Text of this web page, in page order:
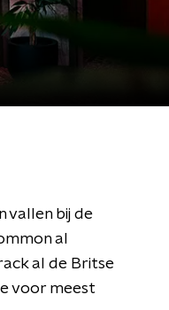
vallen bij de
al
al de Britse
voor meest